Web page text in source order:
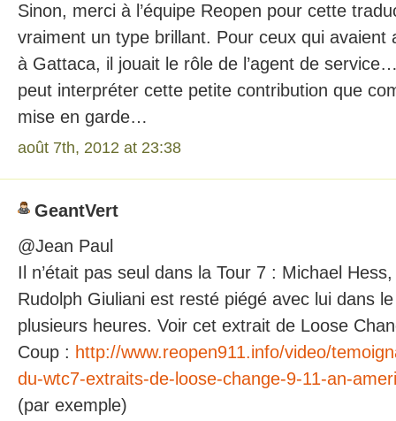
Sinon, merci à l’équipe Reopen pour cette
vraiment un type brillant. Pour ceux qui avaient
à Gattaca, il jouait le rôle de l’agent de
peut interpréter cette petite contribution que
mise en garde…
août 7th, 2012 at 23:38
GeantVert
@Jean Paul
Il n’était pas seul dans la Tour 7 : Michael
Rudolph Giuliani est resté piégé avec lui dans
plusieurs heures. Voir cet extrait de Loose
Coup : http://www.reopen911.info/video/
du-wtc7-extraits-de-loose-change-9-11-an-
(par exemple)